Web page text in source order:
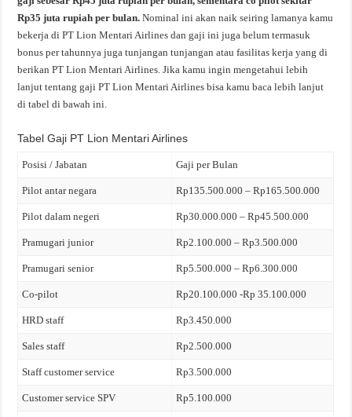
Rp35 juta rupiah per bulan.Nominal ini akan naik seiring lamanya kamu
bekerja di PT Lion Mentari Airlines dan gaji ini juga belum termasuk
bonus per tahunnya juga tunjangan tunjangan atau fasilitas kerja yang di
berikan PT Lion Mentari Airlines. Jika kamu ingin mengetahui lebih
lanjut tentang gaji PT Lion Mentari Airlines bisa kamu baca lebih lanjut
di tabel di bawah ini.
Tabel Gaji PT Lion Mentari Airlines
Posisi / Jabatan Gaji per Bulan
Pilot antar negara Rp135.500.000 – Rp165.500.000
Pilot dalam negeri Rp30.000.000 – Rp45.500.000
Pramugari junior Rp2.100.000 – Rp3.500.000
Pramugari senior Rp5.500.000 – Rp6.300.000
Co-pilot Rp20.100.000 -Rp 35.100.000
HRD staff Rp3.450.000
Sales staff Rp2.500.000
Staff customer service Rp3.500.000
Customer service SPV Rp5.100.000